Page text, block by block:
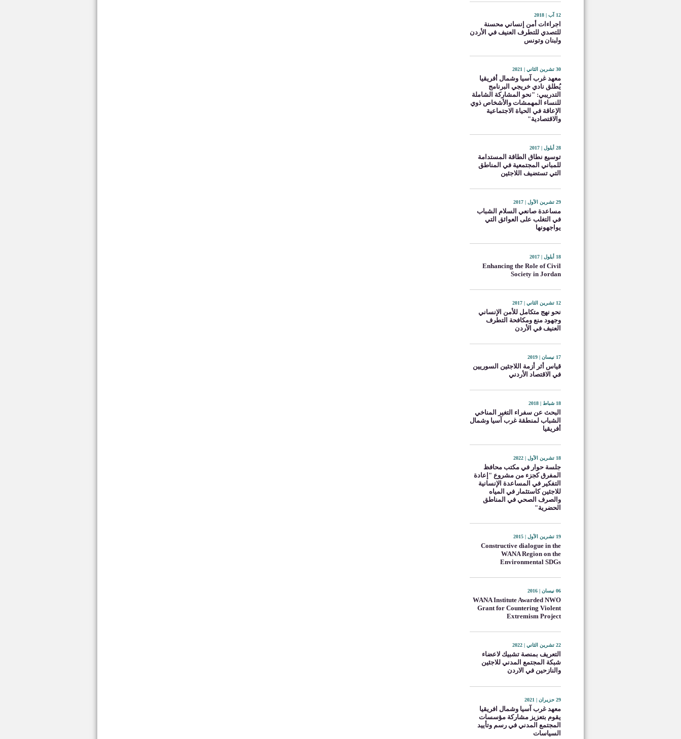
12 آب | 2018
اجراءات أمن إنساني محسنة
للتصدي للتطرف العنيف في الأردن
ولبنان وتونس
30 تشرين الثاني | 2021
معهد غرب آسيا وشمال أفريقيا
يُطلق نادي خريجي البرنامج
التدريبي: "نحو المشاركة الشاملة
للنساء المهمشات والأشخاص ذوي
الإعاقة في الحياة الاجتماعية
والاقتصادية"
28 أيلول | 2017
توسيع نطاق الطاقة المستدامة
للمباني المجتمعية في المناطق
التي تستضيف اللاجئين
29 تشرين الأول | 2017
مساعدة صانعي السلام الشباب
في التغلب على العوائق التي
يواجهونها
18 أيلول | 2017
Enhancing the Role of Civil
Society in Jordan
12 تشرين الثاني | 2017
نحو نهج متكامل للأمن الإنساني
وجهود منع ومكافحة التطرف
العنيف في الأردن
17 نيسان | 2019
قياس أثر أزمة اللاجئين السوريين
في الاقتصاد الأردني
18 شباط | 2018
البحث عن سفراء التغير المناخي
الشباب لمنطقة غرب آسيا وشمال
أفريقيا
18 تشرين الأول | 2022
جلسة حوار في مكتب محافظ
المفرق كجزء من مشروع "إعادة
التفكير في المساعدة الإنسانية
للاجئين كاستثمار في المياه
والصرف الصحي في المناطق
الحضرية"
19 تشرين الأول | 2015
Constructive dialogue in the
WANA Region on the
Environmental SDGs
06 نيسان | 2016
WANA Institute Awarded NWO
Grant for Countering Violent
Extremism Project
22 تشرين الثاني | 2022
التعريف بمنصة تشبيك لاعضاء
شبكة المجتمع المدني للاجئين
والنازحين في الاردن
29 حزيران | 2021
معهد غرب آسيا وشمال افريقيا
يقوم بتعزيز مشاركة مؤسسات
المجتمع المدني في رسم وتأييد
السياسات